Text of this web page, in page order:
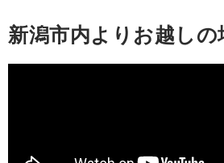
新潟市内よりお越しの